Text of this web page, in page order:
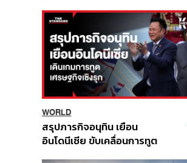
WORLD
สรุปภารกิจอนุทิน เยือน
อินโดนีเซีย ขับเคลื่อนการทูต